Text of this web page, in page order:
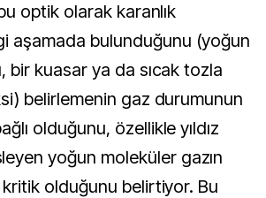
optik olarak karanlık
aşamada bulunduğunu (yoğun
bir kuasar ya da sıcak tozla
belirlemenin gaz durumunun
olduğunu, özellikle yıldız
yoğun moleküler gazın
olduğunu belirtiyor. Bu